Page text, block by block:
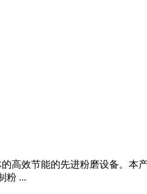
高效节能的先进粉磨设备。本
粉 ...